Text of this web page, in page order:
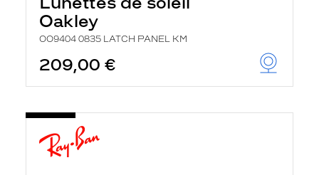
Oakley
OO9404 0835 LATCH PANEL KM
209,00 €